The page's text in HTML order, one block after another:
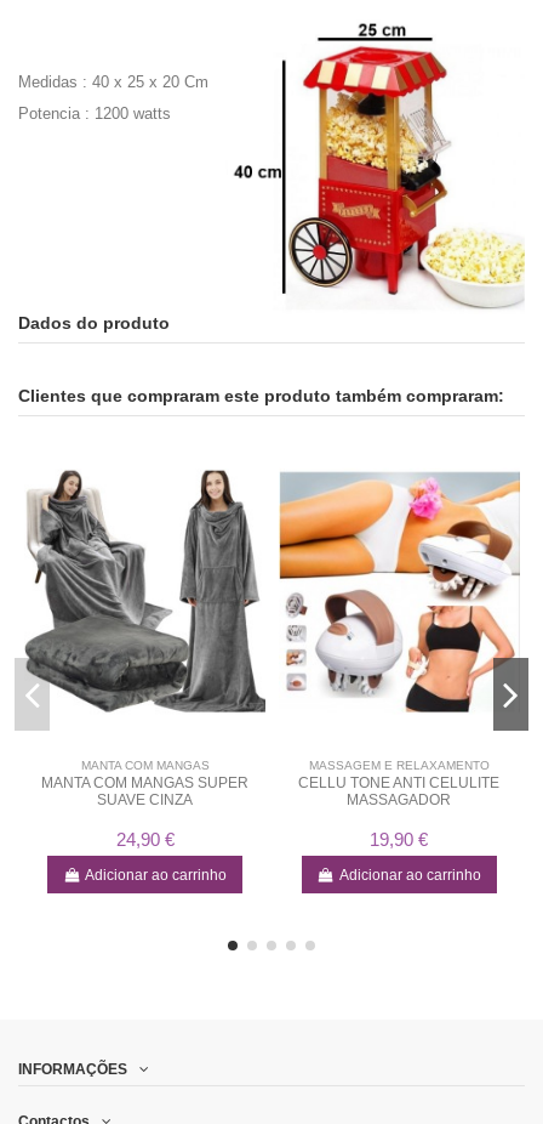
Medidas : 40 x 25 x 20 Cm
Potencia : 1200 watts
Dados do produto
Clientes que compraram este produto também compraram:
MANTA COM MANGAS
MANTA COM MANGAS SUPER
SUAVE CINZA
24,90 €
Adicionar ao carrinho
MASSAGEM E RELAXAMENTO
CELLU TONE ANTI CELULITE
MASSAGADOR
19,90 €
Adicionar ao carrinho
INFORMAÇÕES